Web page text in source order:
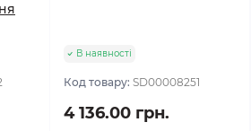
В наявності
Код товару: SD00008251
4 136.00 грн.